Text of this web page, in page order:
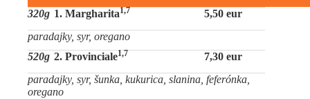
320g 1. Margharita1,7
5,50 eur
paradajky, syr, oregano
520g 2. Provinciale1,7
7,30 eur
paradajky, syr, šunka, kukurica, slanina, feferónka,
oregano